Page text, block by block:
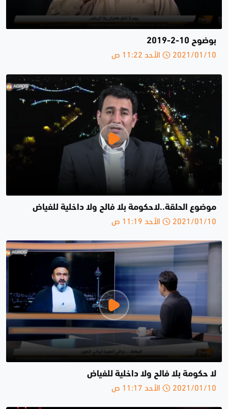
بوضوح 10-2-2019
2021/01/10 الأحد 11:22 ص
موضوع الحلقة..لاحكومة بلا فالح ولا داخلية للفياض
2021/01/10 الأحد 11:19 ص
لا حكومة بلا فالح ولا داخلية للفياض
2021/01/10 الأحد 11:17 ص